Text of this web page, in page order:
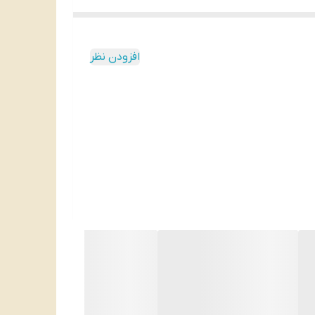
افزودن نظر